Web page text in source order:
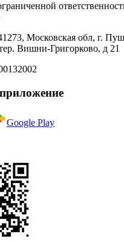
Московская обл, г.
Вишни-Григорково, д 21
Google Play